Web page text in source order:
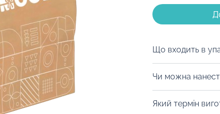
Що входить в
Чи можна
нанести
Який термін